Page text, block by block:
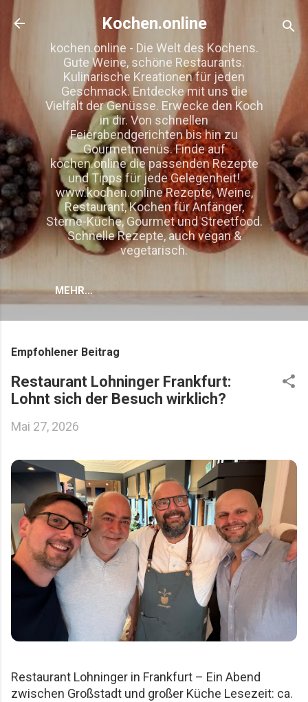
Direkt zum Hauptbereich
Kochen.online
kochen.online - Die Welt des Kochens.
Gute Weine, schöne Restaurants.
Kulinarische Kreationen für jeden
Geschmack. Entdecke mit uns die
Vielfalt der Genüsse. Erwecke den Koch
in dir. Von schnellen
Feierabendgerichten bis hin zu
Gourmetmenüs. Finde auf
kochen.online die passenden Rezepte
und Tipps für jede Gelegenheit!
www.kochen.online Rezepte, Weine,
Restaurant, Kochen für Anfänger,
Sterne-Küche, Gourmet und Streetfood.
Schnelle Rezepte, auch vegan &
vegetarisch.
MEHR…
Empfohlener Beitrag
Restaurant Lohninger Frankfurt:
Lohnt sich der Besuch wirklich?
Mai 27, 2026
Restaurant Lohninger in Frankfurt – Ein Abend
zwischen Großstadt und großer Küche Lesezeit: ca.